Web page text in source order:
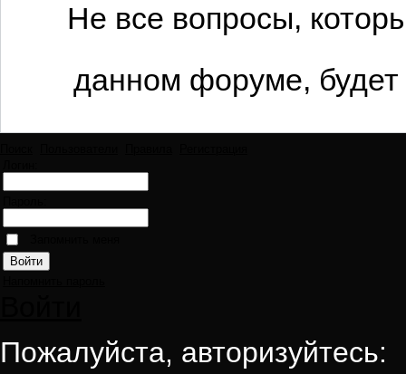
Не все вопросы,
данном форуме,
Пожалуйста, авторизуйтесь: